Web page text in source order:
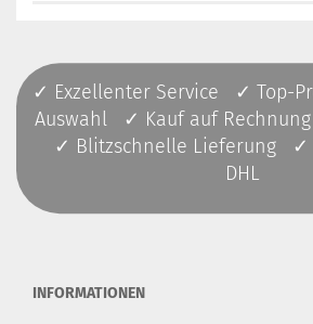
✓ Exzellenter Service ✓ Top-
Auswahl ✓ Kauf auf
✓ Blitzschnelle Lieferung ✓
DHL
INFORMATIONEN